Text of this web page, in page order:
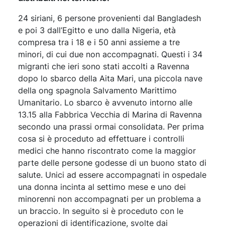
24 siriani, 6 persone provenienti dal Bangladesh
e poi 3 dall’Egitto e uno dalla Nigeria, età
compresa tra i 18 e i 50 anni assieme a tre
minori, di cui due non accompagnati. Questi i 34
migranti che ieri sono stati accolti a Ravenna
dopo lo sbarco della Aita Mari, una piccola nave
della ong spagnola Salvamento Marittimo
Umanitario. Lo sbarco è avvenuto intorno alle
13.15 alla Fabbrica Vecchia di Marina di Ravenna
secondo una prassi ormai consolidata. Per prima
cosa si è proceduto ad effettuare i controlli
medici che hanno riscontrato come la maggior
parte delle persone godesse di un buono stato di
salute. Unici ad essere accompagnati in ospedale
una donna incinta al settimo mese e uno dei
minorenni non accompagnati per un problema a
un braccio. In seguito si è proceduto con le
operazioni di identificazione, svolte dai